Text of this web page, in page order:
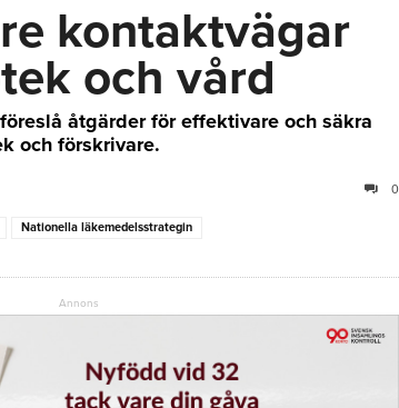
kontaktvägar
och vård
åtgärder för effektivare och säkra
och förskrivare.
0
Nationella läkemedelsstrategin
Annons